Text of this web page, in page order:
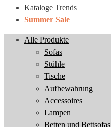
Kataloge Trends
Summer Sale
Alle Produkte
Sofas
Stühle
Tische
Aufbewahrung
Accessoires
Lampen
Betten und Bettsofas